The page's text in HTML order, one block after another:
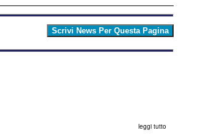
leggi tutto